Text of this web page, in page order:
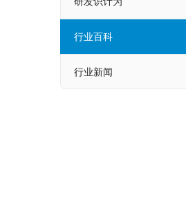
行业百科
行业新闻